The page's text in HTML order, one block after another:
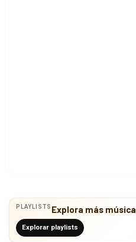
PLAYLISTS Explora más música
Explorar playlists